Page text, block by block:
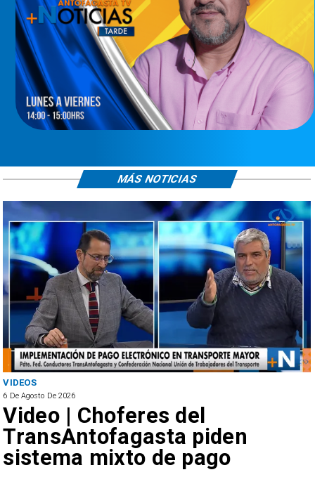
piden
SERNAC oficia a
reclamos por
irregulares en el
MÁS NOTICIAS